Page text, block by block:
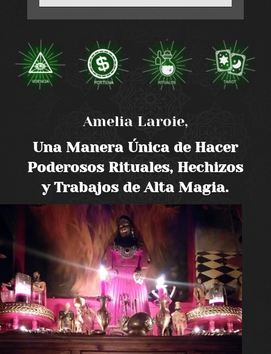
Amelia Laroie,
Una Manera Única de Hacer
Poderosos Rituales, Hechizos
y Trabajos de Alta Magia.